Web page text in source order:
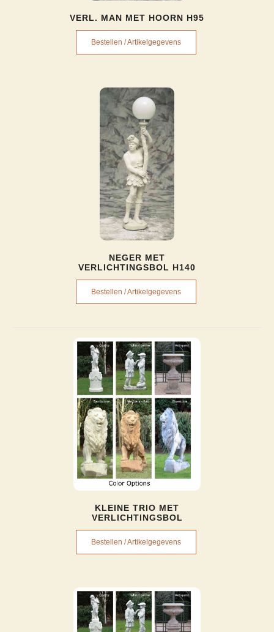
VERL. MAN MET HOORN H95
Bestellen / Artikelgegevens
NEGER MET
VERLICHTINGSBOL H140
Bestellen / Artikelgegevens
KLEINE TRIO MET
VERLICHTINGSBOL
Bestellen / Artikelgegevens